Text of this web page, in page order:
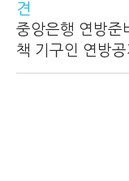
견
중앙은행 연방준
책 기구인 연방